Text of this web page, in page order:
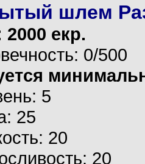
шлем
екр.
0/500
5
25
20
20